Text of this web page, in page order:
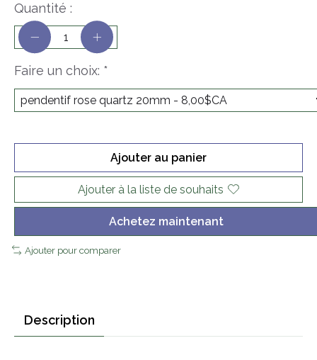
Faire un choix: *
Quantité :
Ajouter au panier
Ajouter à la liste de souhaits
Achetez maintenant
Ajouter pour comparer
Description